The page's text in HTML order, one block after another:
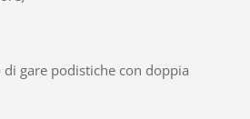
di gare podistiche con doppia